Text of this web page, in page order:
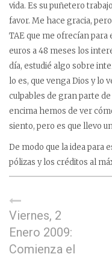
vida. Es su puñetero
favor. Me hace gracia,
TAE que me ofrecían para
euros a 48 meses los
día, estudié algo sobre
lo es, que venga Dios y lo
culpables de gran parte
encima hemos de ver
siento, pero es que llevo
De modo que la idea para
pólizas y los créditos al
Viernes, 2
Enero 2009:
Comienza el